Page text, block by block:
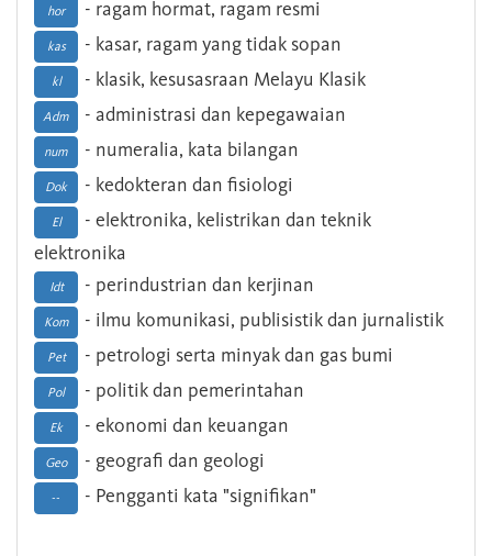
hor - ragam hormat, ragam resmi
kas - kasar, ragam yang tidak sopan
kl - klasik, kesusasraan Melayu Klasik
Adm - administrasi dan kepegawaian
num - numeralia, kata bilangan
Dok - kedokteran dan fisiologi
El
- elektronika, kelistrikan dan teknik
elektronika
Idt - perindustrian dan kerjinan
Kom - ilmu komunikasi, publisistik dan jurnalistik
Pet - petrologi serta minyak dan gas bumi
Pol - politik dan pemerintahan
Ek - ekonomi dan keuangan
Geo - geografi dan geologi
-- - Pengganti kata "signifikan"